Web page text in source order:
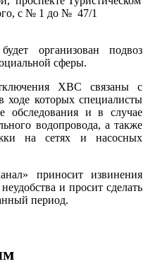
с № 1 до № 47/1
организован подвоз
сферы.
ХВС связаны с
ходе которых специалисты
обследования и в случае
водопровода, а также
на сетях и насосных
приносит извинения
и просит сделать
период.